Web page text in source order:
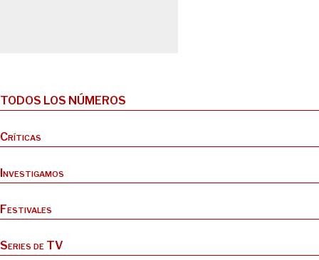
TODOS LOS NÚMEROS
Críticas
Investigamos
Festivales
Series de TV